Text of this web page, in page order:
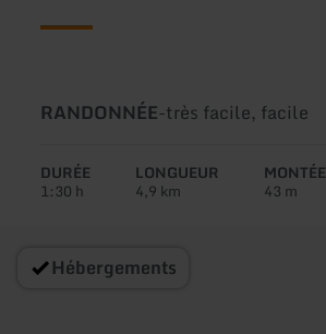
Type
circuit:
RANDONNÉE-Difficulté:
très facile, facile
DURÉE
1:30 h
LONGUEUR
4,9 km
MONTÉE
43 m
Hébergements